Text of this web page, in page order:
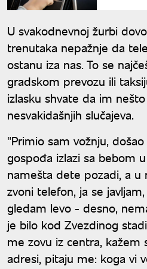
U svakodnevnoj žurbi
trenutaka nepažnje da
ostanu iza nas. To se
gradskom prevozu ili
izlasku shvate da im
nesvakidašnjih slučajeva.
"Primio sam vožnju,
gospođa izlazi sa bebom
namešta dete pozadi, a
zvoni telefon, ja se
gledam levo - desno,
je bilo kod Zvezdinog
me zovu iz centra, kažem
adresi, pitaju me: koga vi